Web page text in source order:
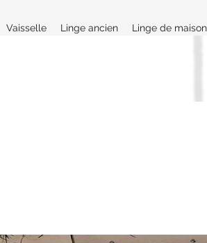
Vaisselle Linge ancien Linge de